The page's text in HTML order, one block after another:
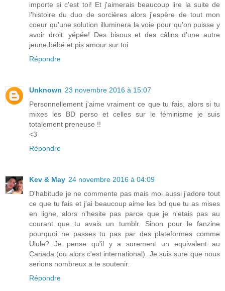
importe si c'est toi! Et j'aimerais beaucoup lire la suite de
l'histoire du duo de sorcières alors j'espère de tout mon
coeur qu'une solution illuminera la voie pour qu'on puisse y
avoir droit. yépée! Des bisous et des câlins d'une autre
jeune bébé et pis amour sur toi
Répondre
Unknown 23 novembre 2016 à 15:07
Personnellement j'aime vraiment ce que tu fais, alors si tu
mixes les BD perso et celles sur le féminisme je suis
totalement preneuse !!
<3
Répondre
Kev & May 24 novembre 2016 à 04:09
D'habitude je ne commente pas mais moi aussi j'adore tout
ce que tu fais et j'ai beaucoup aime les bd que tu as mises
en ligne, alors n'hesite pas parce que je n'etais pas au
courant que tu avais un tumblr. Sinon pour le fanzine
pourquoi ne passes tu pas par des plateformes comme
Ulule? Je pense qu'il y a surement un equivalent au
Canada (ou alors c'est international). Je suis sure que nous
serions nombreux a te soutenir.
Répondre